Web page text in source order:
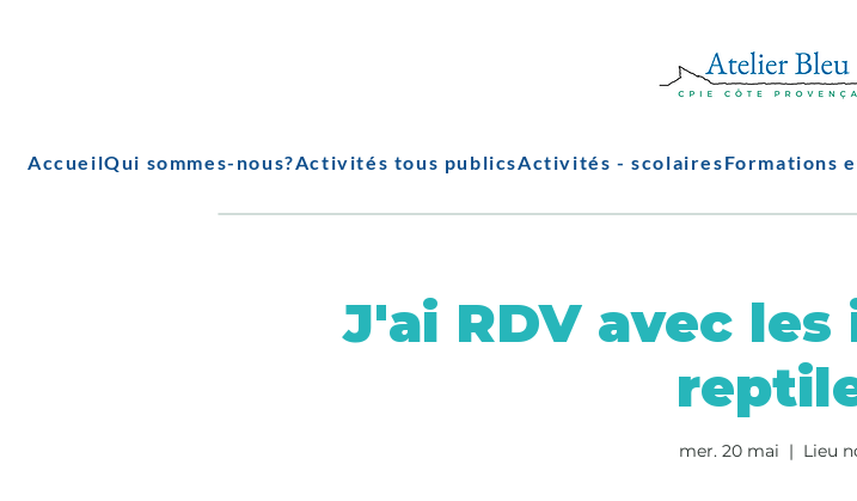
AccueilQui sommes-nous?Activités tous publicsActivités - scolairesFormations
J'ai RDV avec
mer. 20 mai
  |
Lieu